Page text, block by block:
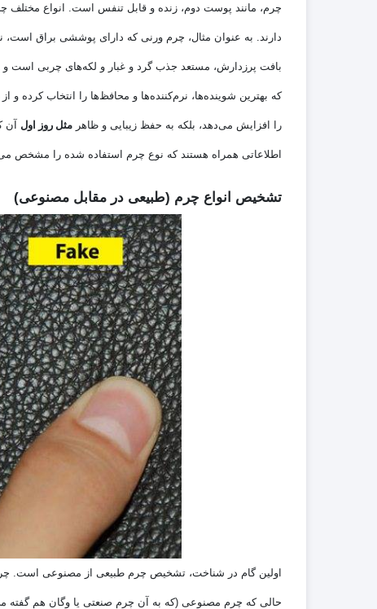
چرم، مانند پوست دوم، زنده و قابل تنفس است. انواع مختلف
دارند. به عنوان مثال، چرم ورنی که دارای پوششی براق است،
بافت پرزدارش، مستعد جذب گرد و غبار و لکه‌های چربی است
که بهترین شوینده‌ها، نرم‌کننده‌ها و محافظ‌ها را انتخاب کرده و
را افزایش می‌دهد، بلکه به حفظ زیبایی و ظاهر مثل روز اول آن
اطلاعاتی همراه هستند که نوع چرم استفاده شده را مشخص
تشخیص انواع چرم (طبیعی در مقابل مصنوعی)
اولین گام در شناخت، تشخیص چرم طبیعی از مصنوعی است.
حالی که چرم مصنوعی (که به آن چرم صنعتی یا وگان هم گفته